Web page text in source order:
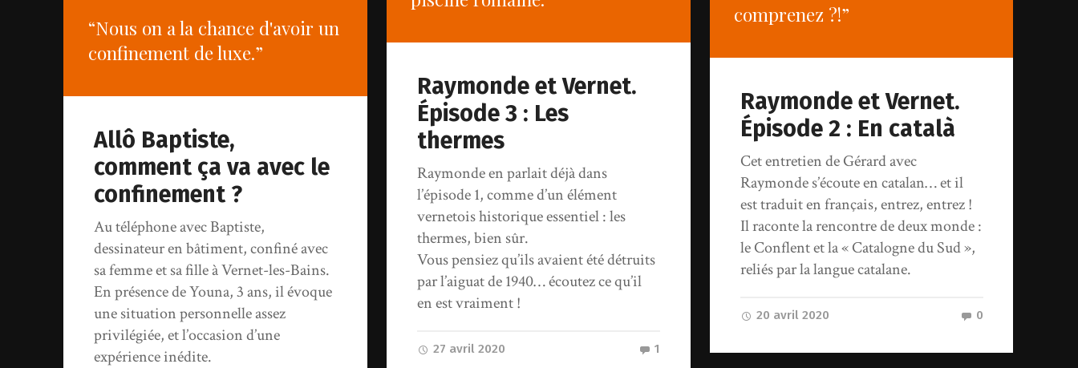
Raymonde et Vernet.
Épisode 3 : Les
thermes
Raymonde en parlait déjà dans
l’épisode 1, comme d’un élément
vernetois historique essentiel : les
thermes, bien sûr.
Vous pensiez qu’ils avaient été détruits
par l’aiguat de 1940… écoutez ce qu’il
en est vraiment !
27 avril 2020 1
comprenez ?!”
Raymonde et Vernet.
Épisode 2 : En català
Cet entretien de Gérard avec
Raymonde s’écoute en catalan… et il
est traduit en français, entrez, entrez !
Il raconte la rencontre de deux monde :
le Conflent et la « Catalogne du Sud »,
reliés par la langue catalane.
20 avril 2020 0
“Nous on a la chance d'avoir un
confinement de luxe.”
Allô Baptiste,
comment ça va avec le
confinement ?
Au téléphone avec Baptiste,
dessinateur en bâtiment, confiné avec
sa femme et sa fille à Vernet-les-Bains.
En présence de Youna, 3 ans, il évoque
une situation personnelle assez
privilégiée, et l’occasion d’une
expérience inédite.